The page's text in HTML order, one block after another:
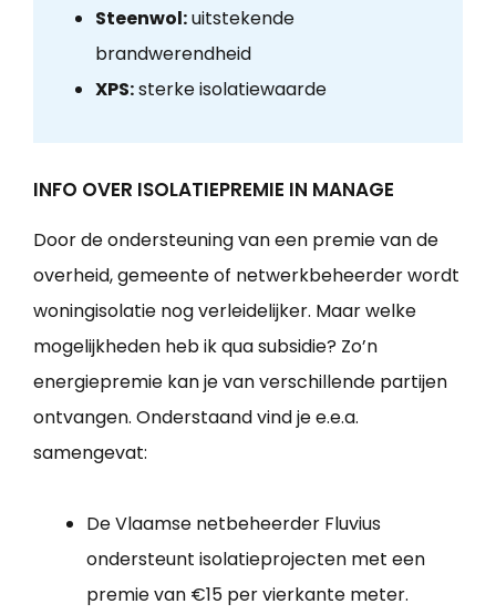
Steenwol:uitstekende
brandwerendheid
XPS:sterke isolatiewaarde
INFO OVER ISOLATIEPREMIE IN MANAGE
Door de ondersteuning van een premie van de
overheid, gemeente of netwerkbeheerder wordt
woningisolatie nog verleidelijker. Maar welke
mogelijkheden heb ik qua subsidie? Zo’n
energiepremie kan je van verschillende partijen
ontvangen. Onderstaand vind je e.e.a.
samengevat:
De Vlaamse netbeheerder Fluvius
ondersteunt isolatieprojecten met een
premie van €15 per vierkante meter.